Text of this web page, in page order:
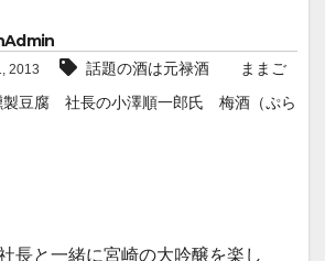
2013
話題の酒は元禄酒 ままご
製豆腐 社長の小澤順一郎氏 梅酒（ぷら
長と一緒に宮崎の大吟醸を楽し